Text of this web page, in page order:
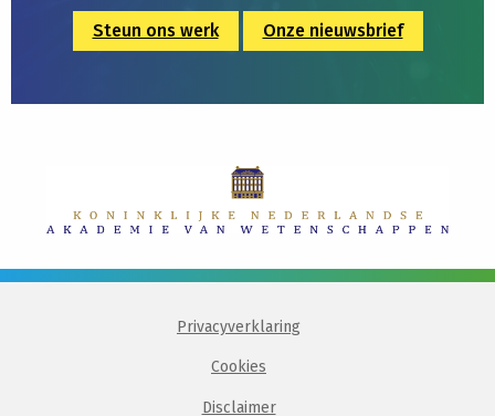
Steun ons werk Onze nieuwsbrief
Privacyverklaring
Cookies
Disclaimer